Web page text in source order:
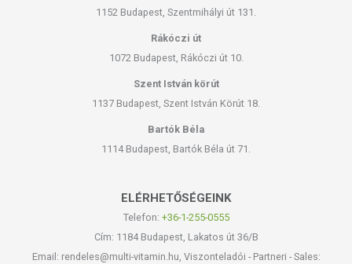
1152 Budapest, Szentmihályi út 131.
Rákóczi út
1072 Budapest, Rákóczi út 10.
Szent István körút
1137 Budapest, Szent István Körút 18.
Bartók Béla
1114 Budapest, Bartók Béla út 71.
ELÉRHETŐSÉGEINK
Telefon: +36-1-255-0555
Cím: 1184 Budapest, Lakatos út 36/B
Email: rendeles@multi-vitamin.hu, Viszonteladói - Partneri - Sales: